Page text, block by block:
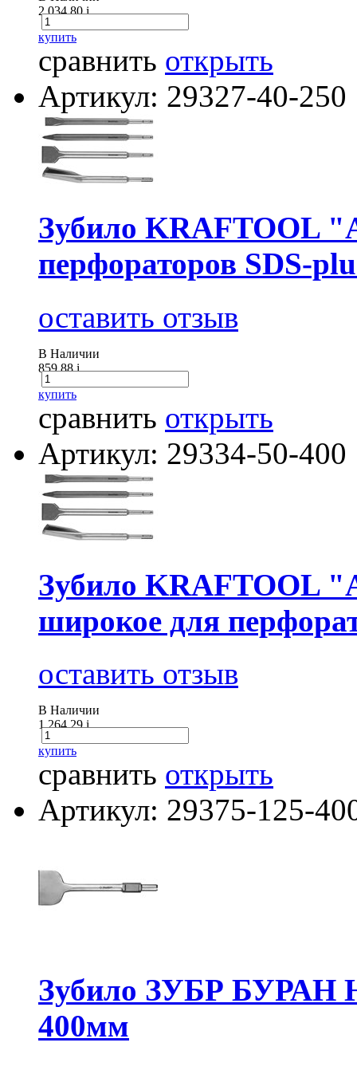
2 034.80i
купить
сравнить открыть
Артикул: 29327-40-250
Зубило KRAFTOOL
перфораторов SDS-
оставить отзыв
В Наличии
859.88i
купить
сравнить открыть
Артикул: 29334-50-400
Зубило KRAFTOOL
широкое для
оставить отзыв
В Наличии
1 264.29i
купить
сравнить открыть
Артикул: 29375-125-
Зубило ЗУБР БУРАН
400мм